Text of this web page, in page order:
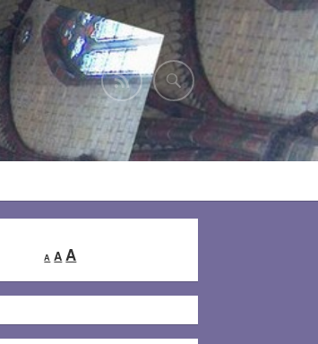
A
Decrease
font
A Reset
AIncrease
font